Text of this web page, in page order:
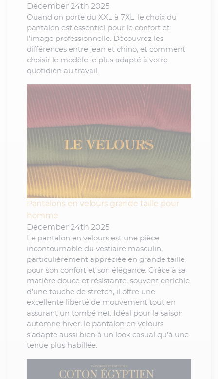
December 24th 2025
Quand on porte du XXL à 7XL, le choix du
pantalon est essentiel pour le confort et
l’image professionnelle. Découvrez les
différences entre jean et chino, et comment
choisir le modèle le plus adapté à votre
quotidien au travail.
Pantalons en velours grande taille pour
homme
December 24th 2025
Le pantalon en velours est une pièce
incontournable du vestiaire masculin,
particulièrement appréciée en grande taille
pour son confort et son élégance. Grâce à sa
matière douce et résistante, souvent enrichie
d’une touche de stretch, il offre une
excellente liberté de mouvement tout en
assurant un tombé net. Idéal pour la saison
automne hiver, le pantalon en velours
s’adapte aussi bien à un look casual qu’à une
tenue plus habillée.